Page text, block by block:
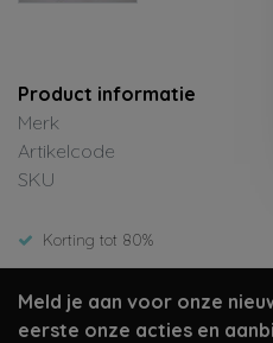
Product informatie
Merk
Artikelcode
SKU
Korting tot 80%
Meld je aan voor onze
eerste onze acties en